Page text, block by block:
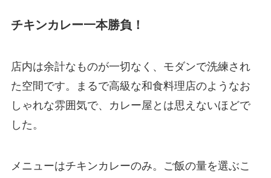
チキンカレー一本勝負！
店内は余計なものが一切なく、モダンで洗練され
た空間です。まるで高級な和食料理店のようなお
しゃれな雰囲気で、カレー屋とは思えないほどで
した。
メニューはチキンカレーのみ。ご飯の量を選ぶこ